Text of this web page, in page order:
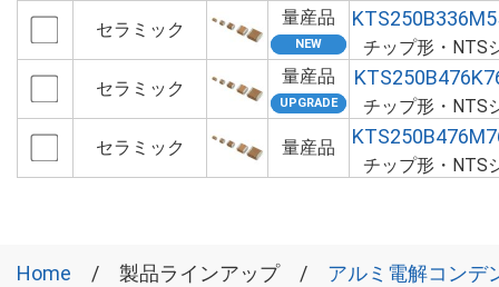
セラミック
量産品
チップ形・NTS
セラミック
量産品
チップ形・NTS
セラミック
量産品
チップ形・NTS
Home 製品ラインアップ アルミ電解コンデ